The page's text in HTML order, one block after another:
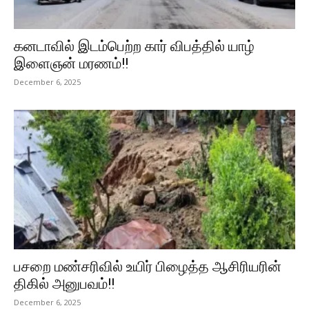
கனடாவில் இடம்பெற்ற கார் விபத்தில் யாழ்
இளைஞன் மரணம்!!
December 6, 2025
பசறை மண்சரிவில் உயிர் பிழைத்த ஆசிரியரின்
திகில் அனுபவம்!!
December 6, 2025